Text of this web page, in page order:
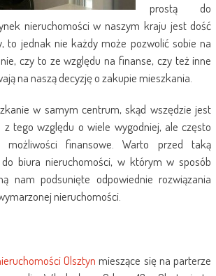
prostą do
nieruchomości w naszym kraju jest dość
to jednak nie każdy może pozwolić sobie na
czy to ze względu na finanse, czy też inne
na naszą decyzję o zakupie mieszkania.
w samym centrum, skąd wszędzie jest
tego względu o wiele wygodniej, ale często
możliwości finansowe. Warto przed taką
biura nieruchomości, w którym w sposób
nam podsunięte odpowiednie rozwiązania
nieruchomości.
Olsztyn mieszące się na parterze